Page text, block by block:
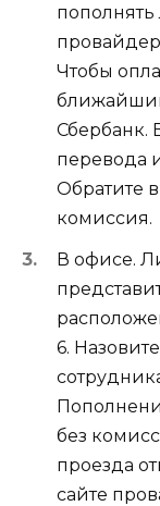
Чтобы
Сбербанк.
перевода
Обратите
комиссия.
В офисе.
6.
без
проезда
сайте